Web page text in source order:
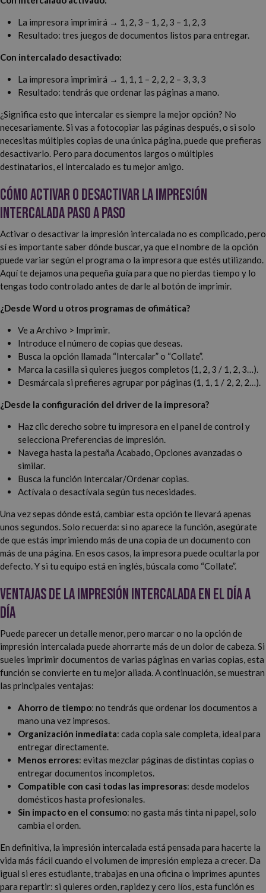
La impresora imprimirá → 1, 2, 3 – 1, 2, 3 – 1, 2, 3
Resultado: tres juegos de documentos listos para entregar.
Con intercalado desactivado:
La impresora imprimirá → 1, 1, 1 – 2, 2, 2 – 3, 3, 3
Resultado: tendrás que ordenar las páginas a mano.
¿Significa esto que intercalar es siempre la mejor opción? No
necesariamente. Si vas a fotocopiar las páginas después, o si solo
necesitas múltiples copias de una única página, puede que prefieras
desactivarlo. Pero para documentos largos o múltiples
destinatarios, el intercalado es tu mejor amigo.
Cómo activar o desactivar la impresión
intercalada paso a paso
Activar o desactivar la impresión intercalada no es complicado, pero
sí es importante saber dónde buscar, ya que el nombre de la opción
puede variar según el programa o la impresora que estés utilizando.
Aquí te dejamos una pequeña guía para que no pierdas tiempo y lo
tengas todo controlado antes de darle al botón de imprimir.
¿Desde Word u otros programas de ofimática?
Ve a Archivo > Imprimir.
Introduce el número de copias que deseas.
Busca la opción llamada “Intercalar” o “Collate”.
Marca la casilla si quieres juegos completos (1, 2, 3 / 1, 2, 3…).
Desmárcala si prefieres agrupar por páginas (1, 1, 1 / 2, 2, 2…).
¿Desde la configuración del driver de la impresora?
Haz clic derecho sobre tu impresora en el panel de control y
selecciona Preferencias de impresión.
Navega hasta la pestaña Acabado, Opciones avanzadas o
similar.
Busca la función Intercalar/Ordenar copias.
Actívala o desactívala según tus necesidades.
Una vez sepas dónde está, cambiar esta opción te llevará apenas
unos segundos. Solo recuerda: si no aparece la función, asegúrate
de que estás imprimiendo más de una copia de un documento con
más de una página. En esos casos, la impresora puede ocultarla por
defecto. Y si tu equipo está en inglés, búscala como “Collate”.
Ventajas de la impresión intercalada en el día a
día
Puede parecer un detalle menor, pero marcar o no la opción de
impresión intercalada puede ahorrarte más de un dolor de cabeza. Si
sueles imprimir documentos de varias páginas en varias copias, esta
función se convierte en tu mejor aliada. A continuación, se muestran
las principales ventajas:
Ahorro de tiempo: no tendrás que ordenar los documentos a
mano una vez impresos.
Organización inmediata: cada copia sale completa, ideal para
entregar directamente.
Menos errores: evitas mezclar páginas de distintas copias o
entregar documentos incompletos.
Compatible con casi todas las impresoras: desde modelos
domésticos hasta profesionales.
Sin impacto en el consumo: no gasta más tinta ni papel, solo
cambia el orden.
En definitiva, la impresión intercalada está pensada para hacerte la
vida más fácil cuando el volumen de impresión empieza a crecer. Da
igual si eres estudiante, trabajas en una oficina o imprimes apuntes
para repartir: si quieres orden, rapidez y cero líos, esta función es